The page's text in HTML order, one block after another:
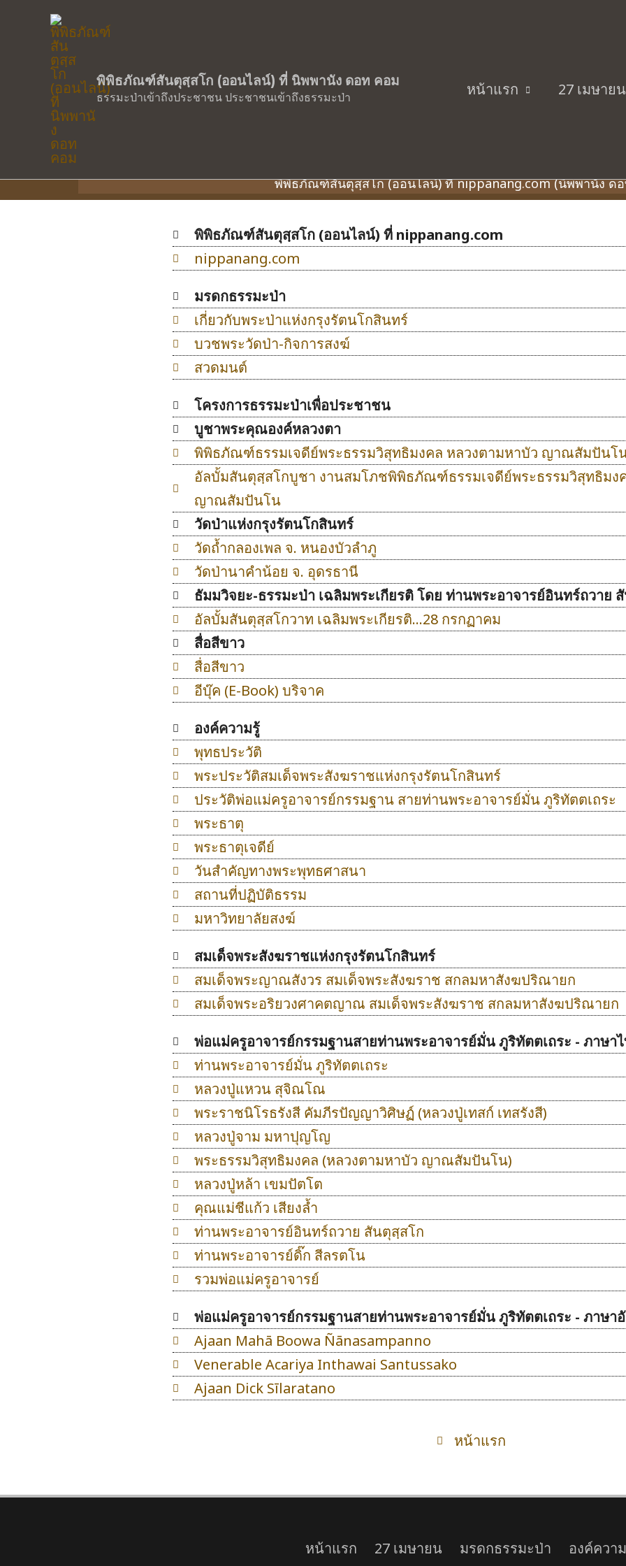
พิพิธภัณฑ์สันตุสฺสโก (ออนไลน์) ที่ นิพพานัง ดอท คอม
ธรรมะป่าเข้าถึงประชาชน ประชาชนเข้าถึงธรรมะป่า หน้าแรก 27 เมษายน
รักษ์ธรรมะป่า…ส่งเสริมธรรมทาน…ศูนย์ศึกษาธรรมะ
พิพิธภัณฑ์สันตุสฺสโก (ออนไลน์) ที่ nippanang.com (นิพพานัง ด
พิพิธภัณฑ์สันตุสฺสโก (ออนไลน์) ที่ nippanang.com
nippanang.com
มรดกธรรมะป่า
เกี่ยวกับพระป่าแห่งกรุงรัตนโกสินทร์
บวชพระวัดป่า-กิจการสงฆ์
สวดมนต์
โครงการธรรมะป่าเพื่อประชาชน
บูชาพระคุณองค์หลวงตา
พิพิธภัณฑ์ธรรมเจดีย์พระธรรมวิสุทธิมงคล หลวงตามหาบัว ญาณสัมปันโ
อัลบั้มสันตุสฺสโกบูชา งานสมโภชพิพิธภัณฑ์ธรรมเจดีย์พระธรรมวิสุทธิมง
ญาณสัมปันโน
วัดป่าแห่งกรุงรัตนโกสินทร์
วัดถ้ำกลองเพล จ. หนองบัวลำภู
วัดป่านาคำน้อย จ. อุดรธานี
ธัมมวิจยะ-ธรรมะป่า เฉลิมพระเกียรติ โดย ท่านพระอาจารย์อินทร์ถวาย
อัลบั้มสันตุสฺสโกวาท เฉลิมพระเกียรติ...28 กรกฏาคม
สื่อสีขาว
สื่อสีขาว
อีบุ๊ค (E-Book) บริจาค
องค์ความรู้
พุทธประวัติ
พระประวัติสมเด็จพระสังฆราชแห่งกรุงรัตนโกสินทร์
ประวัติพ่อแม่ครูอาจารย์กรรมฐาน สายท่านพระอาจารย์มั่น ภูริทัตตเถระ
พระธาตุ
พระธาตุเจดีย์
วันสำคัญทางพระพุทธศาสนา
สถานที่ปฏิบัติธรรม
มหาวิทยาลัยสงฆ์
สมเด็จพระสังฆราชแห่งกรุงรัตนโกสินทร์
สมเด็จพระญาณสังวร สมเด็จพระสังฆราช สกลมหาสังฆปริณายก
สมเด็จพระอริยวงศาคตญาณ สมเด็จพระสังฆราช สกลมหาสังฆปริณายก
พ่อแม่ครูอาจารย์กรรมฐานสายท่านพระอาจารย์มั่น ภูริทัตตเถระ - ภาษา
ท่านพระอาจารย์มั่น ภูริทัตตเถระ
หลวงปู่แหวน สุจิณโณ
พระราชนิโรธรังสี คัมภีรปัญญาวิศิษฏ์ (หลวงปู่เทสก์ เทสรังสี)
หลวงปู่จาม มหาปุญโญ
พระธรรมวิสุทธิมงคล (หลวงตามหาบัว ญาณสัมปันโน)
หลวงปู่หล้า เขมปัตโต
คุณแม่ชีแก้ว เสียงล้ำ
ท่านพระอาจารย์อินทร์ถวาย สันตุสฺสโก
ท่านพระอาจารย์ดิ๊ก สีลรตโน
รวมพ่อแม่ครูอาจารย์
พ่อแม่ครูอาจารย์กรรมฐานสายท่านพระอาจารย์มั่น ภูริทัตตเถระ - ภาษา
Ajaan Mahā Boowa Ñānasampanno
Venerable Acariya Inthawai Santussako
Ajaan Dick Sīlaratano
หน้าแรก
หน้าแรก 27 เมษายน มรดกธรรมะป่า องค์ควา